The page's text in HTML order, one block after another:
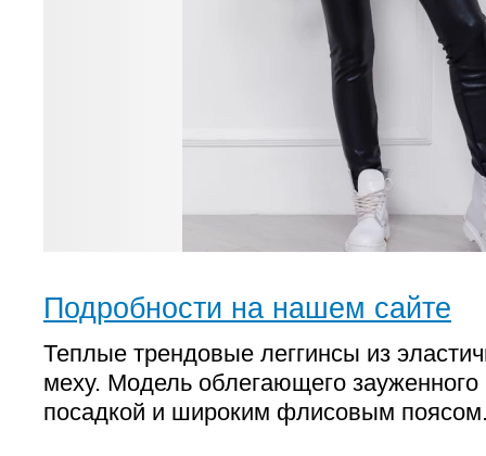
Подробности на нашем сайте
Теплые трендовые леггинсы из
меху. Модель облегающего зауженного
посадкой и широким флисовым